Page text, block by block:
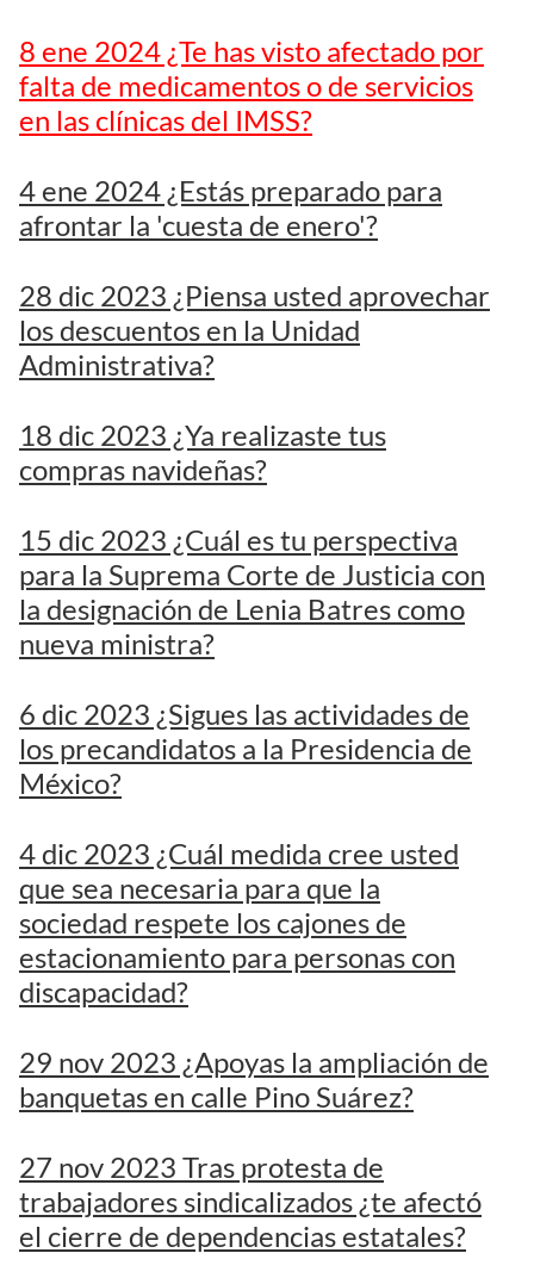
8 ene 2024 ¿Te has visto afectado por
falta de medicamentos o de servicios
en las clínicas del IMSS?
4 ene 2024 ¿Estás preparado para
afrontar la 'cuesta de enero'?
28 dic 2023 ¿Piensa usted aprovechar
los descuentos en la Unidad
Administrativa?
18 dic 2023 ¿Ya realizaste tus
compras navideñas?
15 dic 2023 ¿Cuál es tu perspectiva
para la Suprema Corte de Justicia con
la designación de Lenia Batres como
nueva ministra?
6 dic 2023 ¿Sigues las actividades de
los precandidatos a la Presidencia de
México?
4 dic 2023 ¿Cuál medida cree usted
que sea necesaria para que la
sociedad respete los cajones de
estacionamiento para personas con
discapacidad?
29 nov 2023 ¿Apoyas la ampliación de
banquetas en calle Pino Suárez?
27 nov 2023 Tras protesta de
trabajadores sindicalizados ¿te afectó
el cierre de dependencias estatales?